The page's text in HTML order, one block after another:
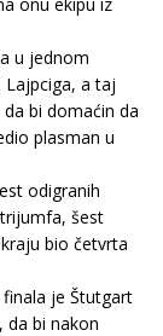
u jednom
a taj
bi domaćin da
plasman u
odigranih
šest
bio četvrta
je Štutgart
da bi nakon